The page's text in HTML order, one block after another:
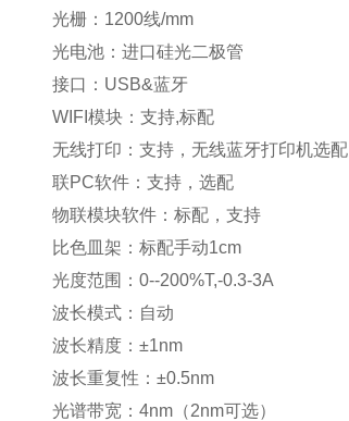
光栅：1200线/mm
光电池：进口硅光二极管
接口：USB&蓝牙
WIFI模块：支持,标配
无线打印：支持，无线蓝牙打印机选配
联PC软件：支持，选配
物联模块软件：标配，支持
比色皿架：标配手动1cm
光度范围：0--200%T,-0.3-3A
波长模式：自动
波长精度：±1nm
波长重复性：±0.5nm
光谱带宽：4nm（2nm可选）